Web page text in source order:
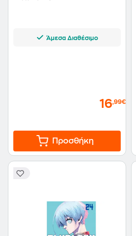
Άμεσα Διαθέσιμο
16,99€
Προσθήκη